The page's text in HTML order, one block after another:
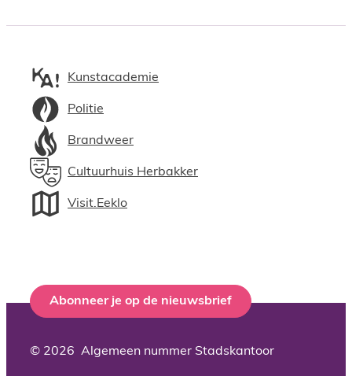
Kunstacademie
Politie
Brandweer
Cultuurhuis Herbakker
Visit.Eeklo
Abonneer je op de nieuwsbrief
© 2026 Algemeen nummer Stadskantoor